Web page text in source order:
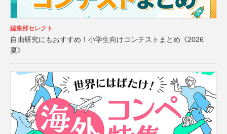
編集部セレクト
自由研究にもおすすめ！小学生向けコンテストまとめ《2026
夏》